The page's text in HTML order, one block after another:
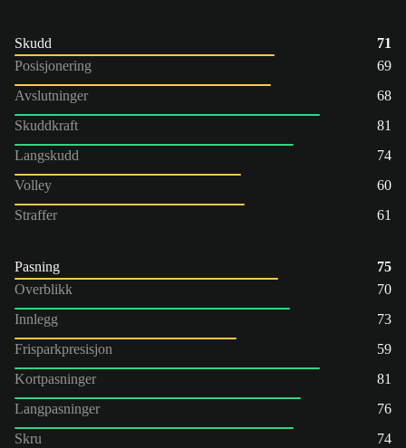
Skudd
71
Posisjonering
69
Avslutninger
68
Skuddkraft
81
Langskudd
74
Volley
60
Straffer
61
Pasning
75
Overblikk
70
Innlegg
73
Frisparkpresisjon
59
Kortpasninger
81
Langpasninger
76
Skru
74